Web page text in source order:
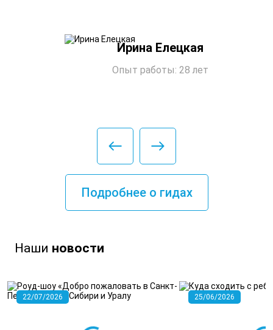
Ирина Елецкая
Опыт работы: 28 лет
Подробнее о гидах
Наши новости
22/07/2026 25/06/2026